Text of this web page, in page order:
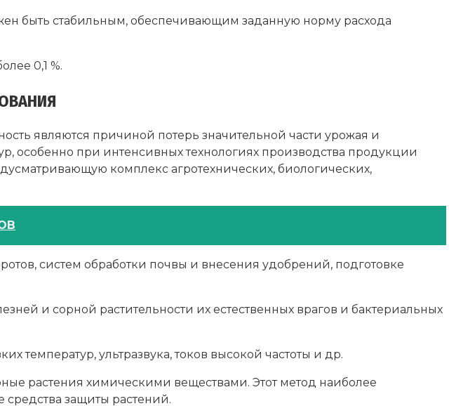
быть стабильным, обеспечивающим заданную норму расхода
0,1 %.
являются причиной потерь значительной части урожая и
особенно при интенсивных технологиях производства продукции
комплекс агротехнических, биологических,
систем обработки почвы и внесения удобрений, подготовке
и сорной растительности их естественных врагов и бактериальных
температур, ультразвука, токов высокой частоты и др.
растения химическими веществами. Этот метод наиболее
защиты растений.